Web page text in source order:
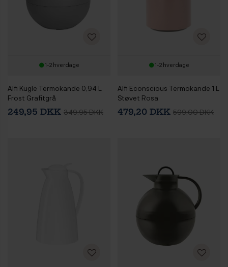
1-2 hverdage
Alfi Kugle Termokande 0,94 L
Frost Grafitgrå
249,95 DKK 349,95 DKK
1-2 hverdage
Alfi Econscious Termokande 1 L
Støvet Rosa
479,20 DKK 599,00 DKK